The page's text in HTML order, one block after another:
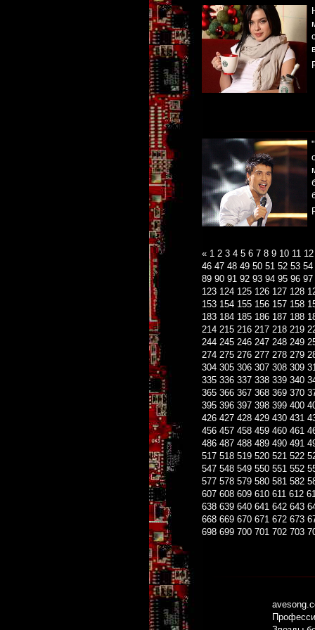
« 1 2 3 4 5 6 7 8 9 10 11 12
46 47 48 49 50 51 52 53 54
89 90 91 92 93 94 95 96 97
123 124 125 126 127 128
153 154 155 156 157 158
183 184 185 186 187 188
214 215 216 217 218 219
244 245 246 247 248 249
274 275 276 277 278 279
304 305 306 307 308 309
335 336 337 338 339 340
365 366 367 368 369 370
395 396 397 398 399 400
426 427 428 429 430 431
456 457 458 459 460 461
486 487 488 489 490 491
517 518 519 520 521 522
547 548 549 550 551 552
577 578 579 580 581 582
607 608 609 610 611 612
638 639 640 641 642 643
668 669 670 671 672 673
698 699 700 701 702 703